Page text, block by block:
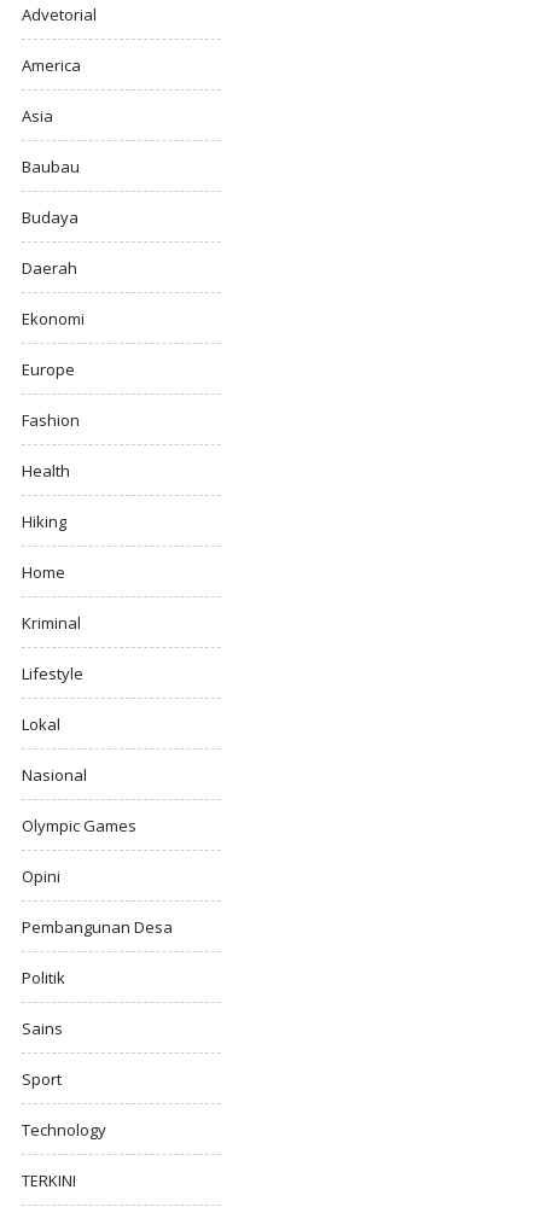
Advetorial
America
Asia
Baubau
Budaya
Daerah
Ekonomi
Europe
Fashion
Health
Hiking
Home
Kriminal
Lifestyle
Lokal
Nasional
Olympic Games
Opini
Pembangunan Desa
Politik
Sains
Sport
Technology
TERKINI